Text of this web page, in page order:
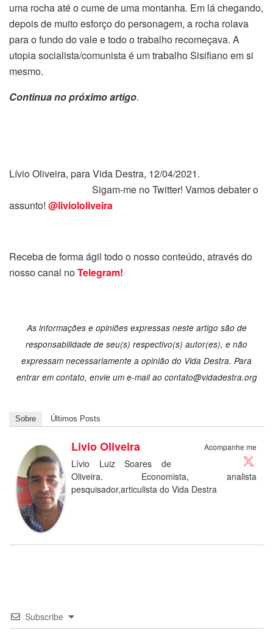
uma rocha até o cume de uma montanha. Em lá chegando,
depois de muito esforço do personagem, a rocha rolava
para o fundo do vale e todo o trabalho recomeçava. A
utopia socialista/comunista é um trabalho Sisifiano em si
mesmo.
Continua no próximo artigo.
Lívio Oliveira, para Vida Destra, 12/04/2021.
Sigam-me no Twitter! Vamos debater o
assunto! @liviololiveira
Receba de forma ágil todo o nosso conteúdo, através do
nosso canal noTelegram!
As informações e opiniões expressas neste artigo são de
responsabilidade de seu(s) respectivo(s) autor(es), e não
expressam necessariamente a opinião do Vida Destra. Para
entrar em contato, envie um e-mail ao contato@vidadestra.org
Sobre Últimos Posts
Acompanhe me
Livio Oliveira
Lívio Luiz Soares de
Oliveira. Economista, analista
pesquisador,articulista do Vida Destra
Subscribe